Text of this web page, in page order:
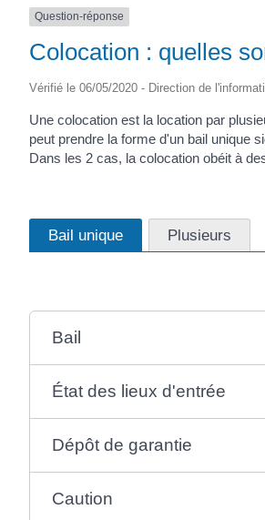
Question-réponse
Colocation : quelles
Vérifié le 06/05/2020 - Direction de
Une colocation est la location par
peut prendre la forme d'un bail unique
Dans les 2 cas, la colocation obéit à
Bail unique Plusieurs
Bail
État des lieux d'entrée
Dépôt de garantie
Caution